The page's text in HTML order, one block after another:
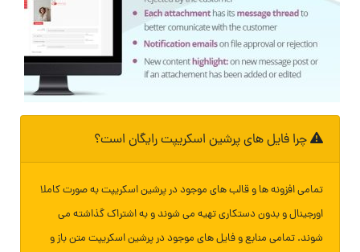
چرا فایل های پرشین اسکریپت رایگان است؟
تمامی افزونه ها و قالب های موجود در پرشین اسکریپت به صورت کاملا
اورجینال و بدون دستکاری تهیه می شوند و به اشتراک گذاشته می
شوند. تمامی منابع و فایل های موجود در پرشین اسکریپت متن باز و